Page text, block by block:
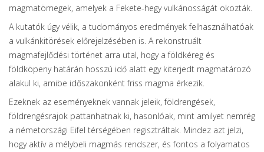
magmatömegek, amelyek a Fekete-hegy vulkánosságát okozták.
A kutatók úgy vélik, a tudományos eredmények felhasználhatóak
a vulkánkitörések előrejelzésében is. A rekonstruált
magmafejlődési történet arra utal, hogy a földkéreg és
földköpeny határán hosszú idő alatt egy kiterjedt magmatározó
alakul ki, amibe időszakonként friss magma érkezik.
Ezeknek az eseményeknek vannak jeleik, földrengések,
földrengésrajok pattanhatnak ki, hasonlóak, mint amilyet nemrég
a németországi Eifel térségében regisztráltak. Mindez azt jelzi,
hogy aktív a mélybeli magmás rendszer, és fontos a folyamatos